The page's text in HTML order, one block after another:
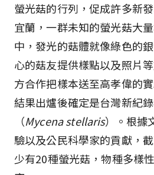
螢光菇的行列，促成許多新
宜蘭，一群未知的螢光菇大
中，發光的菇體就像綠色的
心的菇友提供樣點以及照片
方合作把樣本送至高孝偉的
結果出爐後確定是台灣新紀錄
（Mycena stellaris）。根據
驗以及公民科學家的貢獻，
少有20種螢光菇，物種多樣